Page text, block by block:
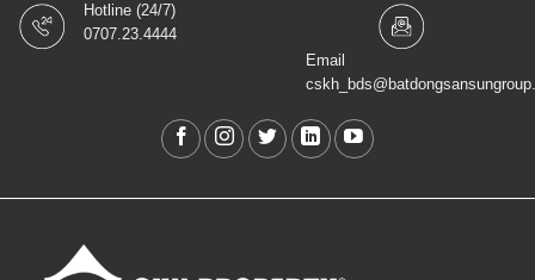
Hotline (24/7)
0707.23.4444
Email